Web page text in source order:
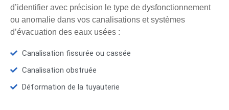
d’identifier avec précision le type de dysfonctionnement
ou anomalie dans vos canalisations et systèmes
d’évacuation des eaux usées :
Canalisation fissurée ou cassée
Canalisation obstruée
Déformation de la tuyauterie